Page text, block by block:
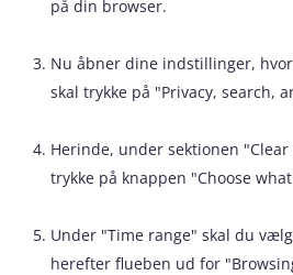
på din browser.
Nu åbner dine indstillinger,
skal trykke på "Privacy, search,
Herinde, under sektionen
trykke på knappen "Choose
Under "Time range" skal du
herefter flueben ud for